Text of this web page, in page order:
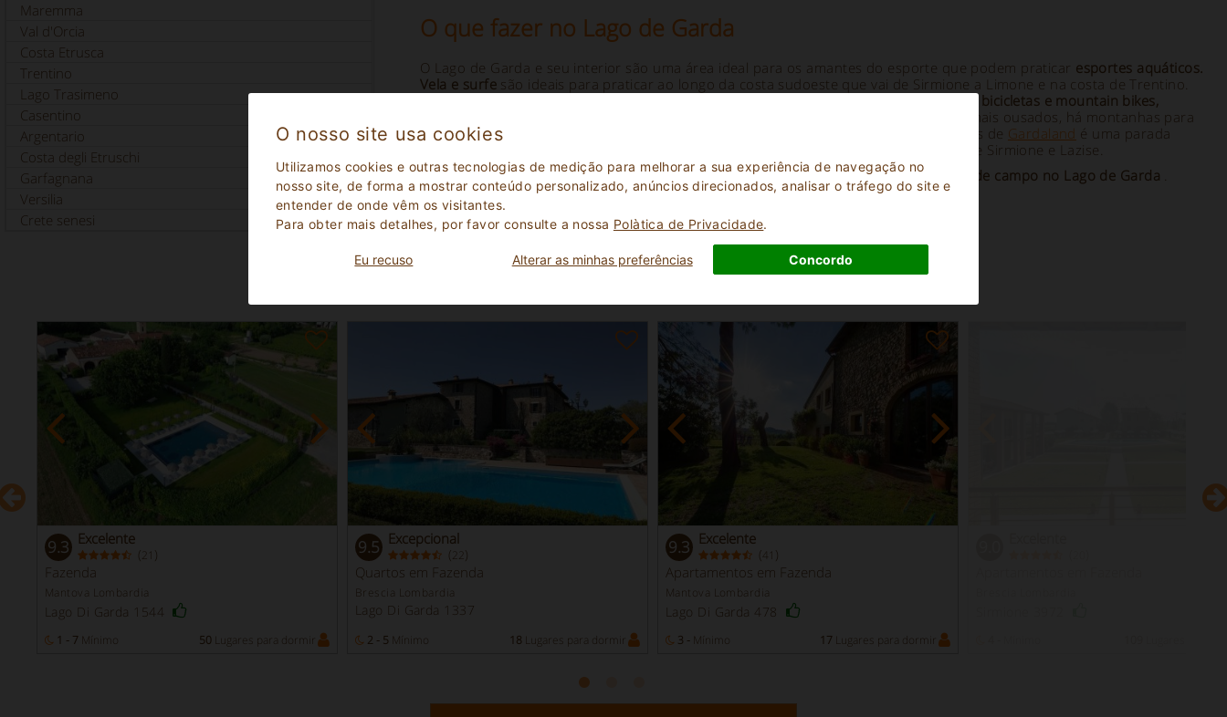
O nosso site usa cookies
Utilizamos cookies e outras tecnologias de medição para melhorar a sua experiência de navegação no
nosso site, de forma a mostrar conteúdo personalizado, anúncios direcionados, analisar o tráfego do site e
entender de onde vêm os visitantes.
Para obter mais detalhes, por favor consulte a nossa Polà­tica de Privacidade.
Eu recuso Alterar as minhas preferências Concordo
Maremma
Val d'Orcia
Costa Etrusca
Trentino
Lago Trasimeno
Casentino
Argentario
Costa degli Etruschi
Garfagnana
Versilia
Crete senesi
O que fazer no Lago de Garda
O Lago de Garda e seu interior são uma área ideal para os amantes do esporte que podem praticar esportes aquáticos.
Vela e surfesão ideais para praticar ao longo da costa sudoeste que vai de Sirmione a Limone e na costa de Trentino.
trekking, rotas para bicicletas e mountain bikes,
. Para os mais ousados, há montanhas para
escalare das quais se lançar com a . Para as crianças, o parque de diversões de Gardaland é uma parada
, incluindo os de Sirmione e Lazise.
Escolha entre nossas propostas deapartamentos, casas de férias, pousadase casas de campo no Lago de Garda .
9.3 Excelente
(21 )
Fazenda
Mantova Lombardia
Lago Di Garda 1544
1 - 7 Mínimo 50 Lugares para dormir
9.5 Excepcional
(22 )
Quartos em Fazenda
Brescia Lombardia
Lago Di Garda 1337
2 - 5 Mínimo 18 Lugares para dormir
9.3 Excelente
( 41 )
Apartamentos em Fazenda
Mantova Lombardia
Lago Di Garda 478
3 - Mínimo 17 Lugares para dormir